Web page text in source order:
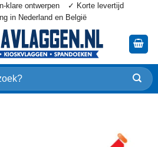
klare ontwerpen
✓ Korte levertijd
in Nederland en België